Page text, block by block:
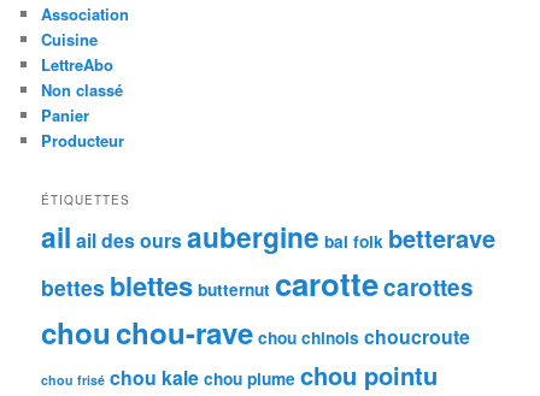
r
c
h
e
Association
Cuisine
LettreAbo
Non classé
Panier
Producteur
ÉTIQUETTES
ail ail des oursaubergine bal folk betterave
bettes blettes butternut carottecarottes
chouchou-rave chou chinois choucroute
chou frisé chou kale chou plume chou pointu